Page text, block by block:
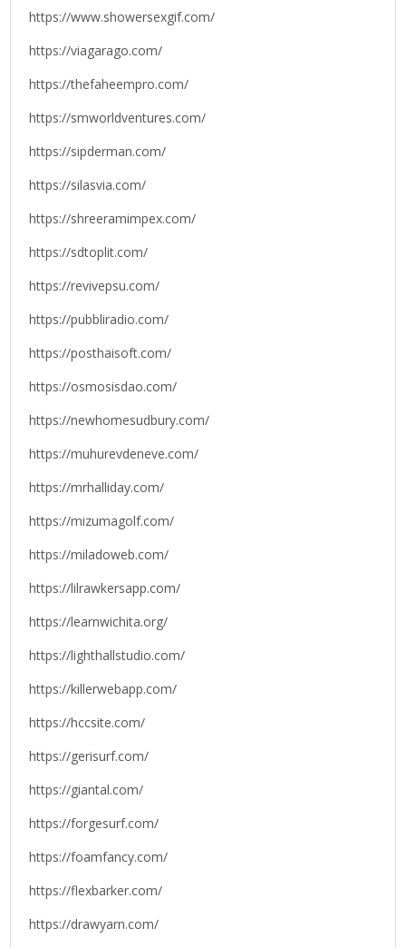
https://www.showersexgif.com/
https://viagarago.com/
https://thefaheempro.com/
https://smworldventures.com/
https://sipderman.com/
https://silasvia.com/
https://shreeramimpex.com/
https://sdtoplit.com/
https://revivepsu.com/
https://pubbliradio.com/
https://posthaisoft.com/
https://osmosisdao.com/
https://newhomesudbury.com/
https://muhurevdeneve.com/
https://mrhalliday.com/
https://mizumagolf.com/
https://miladoweb.com/
https://lilrawkersapp.com/
https://learnwichita.org/
https://lighthallstudio.com/
https://killerwebapp.com/
https://hccsite.com/
https://gerisurf.com/
https://giantal.com/
https://forgesurf.com/
https://foamfancy.com/
https://flexbarker.com/
https://drawyarn.com/